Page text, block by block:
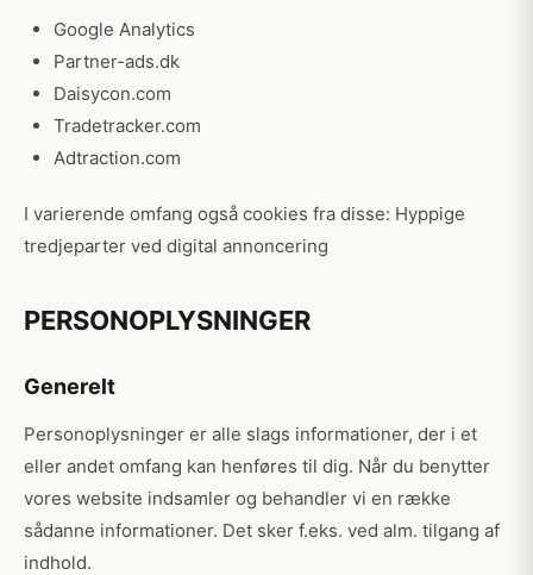
Google Analytics
Partner-ads.dk
Daisycon.com
Tradetracker.com
Adtraction.com
I varierende omfang også cookies fra disse: Hyppige
tredjeparter ved digital annoncering
PERSONOPLYSNINGER
Generelt
Personoplysninger er alle slags informationer, der i et
eller andet omfang kan henføres til dig. Når du benytter
vores website indsamler og behandler vi en række
sådanne informationer. Det sker f.eks. ved alm. tilgang af
indhold.